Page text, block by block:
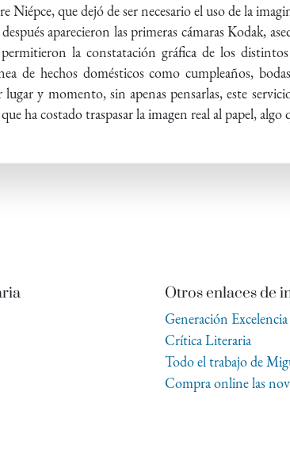
Niépce, que dejó de ser necesario el uso de la
aparecieron las primeras cámaras Kodak,
la constatación gráfica de los
de hechos domésticos como cumpleaños,
lugar y momento, sin apenas pensarlas, este
ha costado traspasar la imagen real al papel,
Otros enlaces de
Generación
Crítica Literaria
Todo el trabajo de
Compra online las